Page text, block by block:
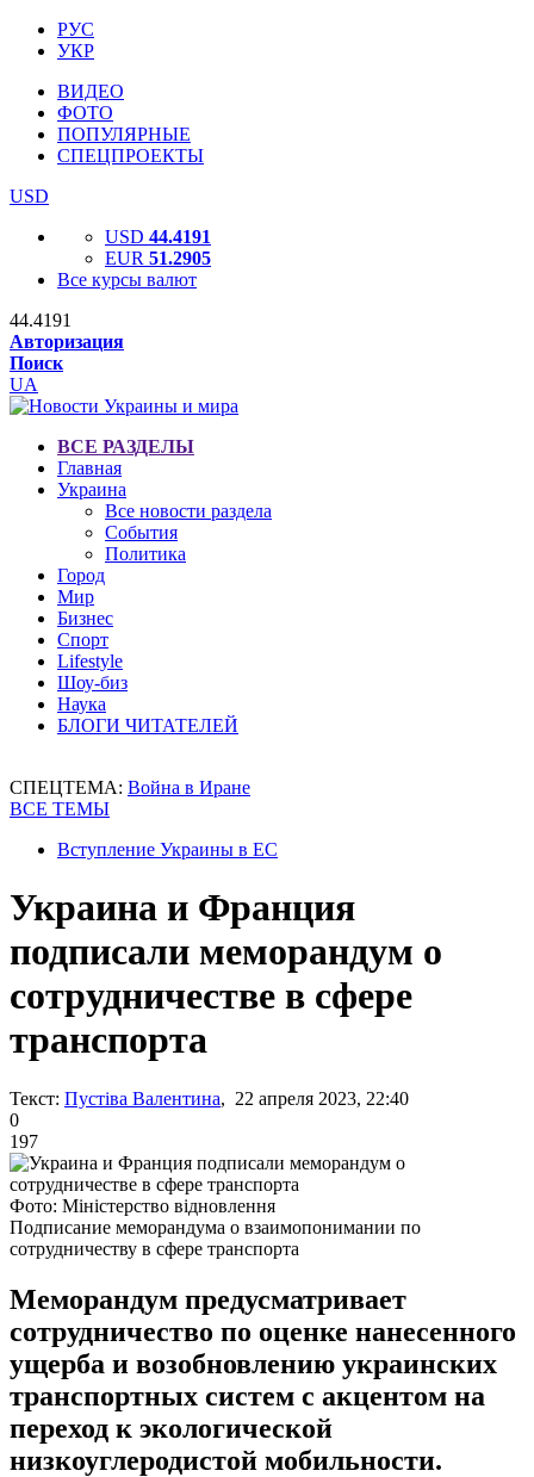
РУС
УКР
ВИДЕО
ФОТО
ПОПУЛЯРНЫЕ
СПЕЦПРОЕКТЫ
USD
USD 44.4191
EUR 51.2905
Все курсы валют
44.4191
Авторизация
Поиск
UA
ВСЕ РАЗДЕЛЫ
Главная
Украина
Все новости раздела
События
Политика
Город
Мир
Бизнес
Спорт
Lifestyle
Шоу-биз
Наука
БЛОГИ ЧИТАТЕЛЕЙ
СПЕЦТЕМА: Война в Иране
ВСЕ ТЕМЫ
Вступление Украины в ЕС
Украина и Франция
подписали меморандум о
сотрудничестве в сфере
транспорта
Текст: Пустіва Валентина, 22 апреля 2023, 22:40
0
197
Фото: Міністерство відновлення
Подписание меморандума о взаимопонимании по
сотрудничеству в сфере транспорта
Меморандум предусматривает
сотрудничество по оценке нанесенного
ущерба и возобновлению украинских
транспортных систем с акцентом на
переход к экологической
низкоуглеродистой мобильности.